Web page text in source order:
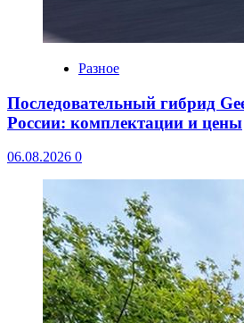
Разное
Последовательный гибрид
России: комплектации и цены
06.08.2026 0